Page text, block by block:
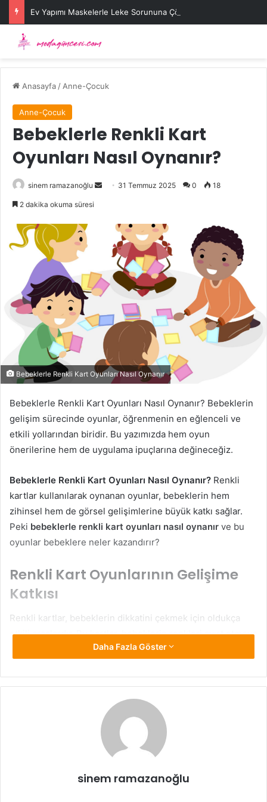
Ev Yapımı Maskelerle Leke Sorununa Çözüm Önerileri
Anasayfa / Anne-Çocuk
Anne-Çocuk
Bebeklerle Renkli Kart
Oyunları Nasıl Oynanır?
sinem ramazanoğlu
Bir
göndermek
31 Temmuz 2025 0 18
2 dakika okuma süresi
Bebeklerle Renkli Kart Oyunları Nasıl Oynanır
Bebeklerle Renkli Kart Oyunları Nasıl Oynanır? Bebeklerin
gelişim sürecinde oyunlar, öğrenmenin en eğlenceli ve
etkili yollarından biridir. Bu yazımızda hem oyun
önerilerine hem de uygulama ipuçlarına değineceğiz.
Bebeklerle Renkli Kart Oyunları Nasıl Oynanır? Renkli
kartlar kullanılarak oynanan oyunlar, bebeklerin hem
zihinsel hem de görsel gelişimlerine büyük katkı sağlar.
Peki bebeklerle renkli kart oyunları nasıl oynanır ve bu
oyunlar bebeklere neler kazandırır?
Renkli Kart Oyunlarının Gelişime
Katkısı
Renkli kartlar, bebeklerin dikkatini çekmek için oldukça
etkili araçlardır. Bu kartlar, bebeklerin renkleri ayırt etmeye
başlaması, nesneleri tanıması, el-göz koordinasyonunu
önemlidir.
Özellikle 6 aydan itibaren bebekler renkleri fark etmeye ve
farklı şekiller ile ilgilenmeye başlar. Bu dönemde kullanılan
renkli kartlar sayesinde öğrenme süreci hızlanır. Ayrıca
ebeveyn ile birlikte oynanan bu tür oyunlar, bebek ile
anne-baba arasındaki bağı da kuvvetlendirir.
Daha Fazla Göster
sinem ramazanoğlu